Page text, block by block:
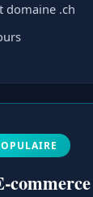
domaine .ch
commerce